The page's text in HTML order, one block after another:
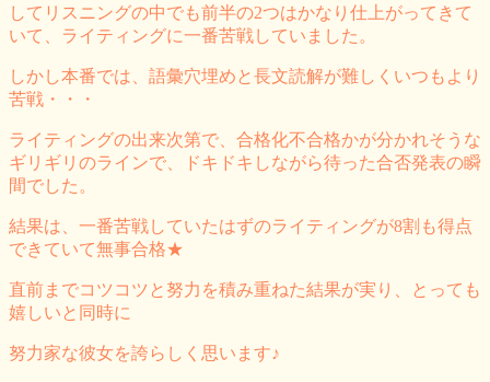
してリスニングの中でも前半の2つはかなり仕上がってきて
いて、ライティングに一番苦戦していました。
しかし本番では、語彙穴埋めと長文読解が難しくいつもより
苦戦・・・
ライティングの出来次第で、合格化不合格かが分かれそうな
ギリギリのラインで、ドキドキしながら待った合否発表の瞬
間でした。
結果は、一番苦戦していたはずのライティングが8割も得点
できていて無事合格★
直前までコツコツと努力を積み重ねた結果が実り、とっても
嬉しいと同時に
努力家な彼女を誇らしく思います♪